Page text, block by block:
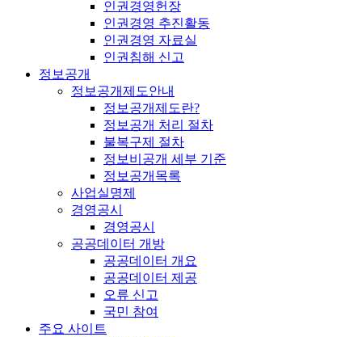
인권경영헌장
인권경영 추진활동
인권경영 자료실
인권침해 신고
정보공개
정보공개제도안내
정보공개제도란?
정보공개 처리 절차
불복구제 절차
정보비공개 세부 기준
정보공개목록
사업실명제
경영공시
경영공시
공공데이터 개방
공공데이터 개요
공공데이터 제공
오류 신고
국민 참여
주요 사이트